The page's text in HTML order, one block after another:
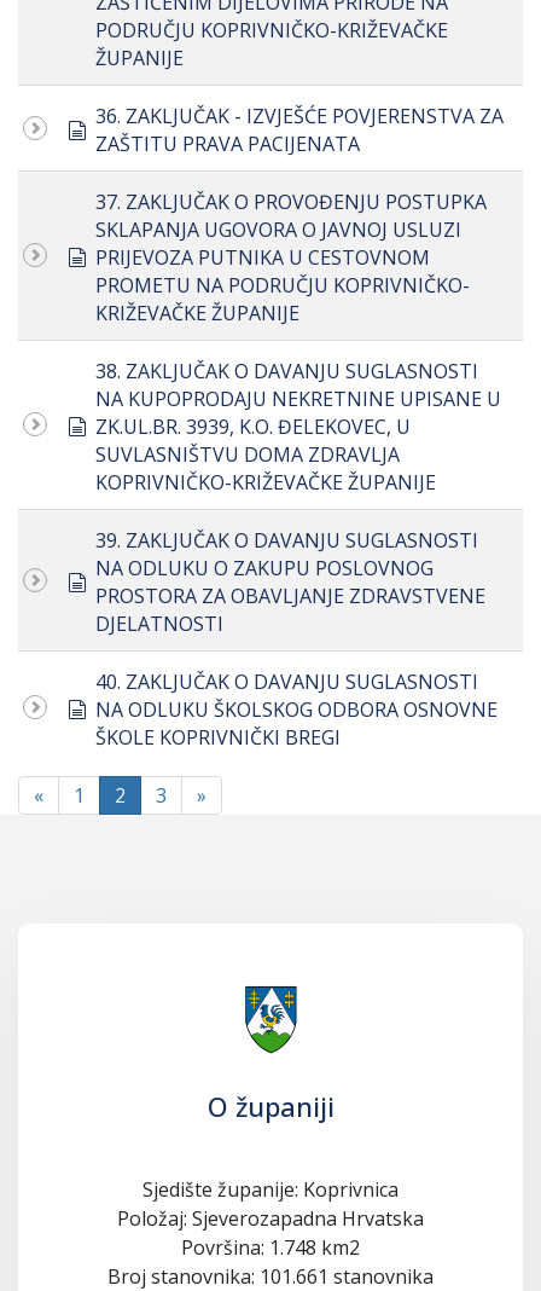
PODRUČJU KOPRIVNIČKO-KRIŽEVAČKE
ŽUPANIJE
document
36. ZAKLJUČAK - IZVJEŠĆE POVJERENSTVA ZA
ZAŠTITU PRAVA PACIJENATA
document
37. ZAKLJUČAK O PROVOĐENJU POSTUPKA
SKLAPANJA UGOVORA O JAVNOJ USLUZI
PRIJEVOZA PUTNIKA U CESTOVNOM
PROMETU NA PODRUČJU KOPRIVNIČKO-
KRIŽEVAČKE ŽUPANIJE
document
38. ZAKLJUČAK O DAVANJU SUGLASNOSTI
NA KUPOPRODAJU NEKRETNINE UPISANE U
ZK.UL.BR. 3939, K.O. ĐELEKOVEC, U
SUVLASNIŠTVU DOMA ZDRAVLJA
KOPRIVNIČKO-KRIŽEVAČKE ŽUPANIJE
document
39. ZAKLJUČAK O DAVANJU SUGLASNOSTI
NA ODLUKU O ZAKUPU POSLOVNOG
PROSTORA ZA OBAVLJANJE ZDRAVSTVENE
DJELATNOSTI
document
40. ZAKLJUČAK O DAVANJU SUGLASNOSTI
NA ODLUKU ŠKOLSKOG ODBORA OSNOVNE
ŠKOLE KOPRIVNIČKI BREGI
« 1 2 3 »
O županiji
Sjedište županije: Koprivnica
Položaj: Sjeverozapadna Hrvatska
Površina: 1.748 km2
Broj stanovnika: 101.661 stanovnika